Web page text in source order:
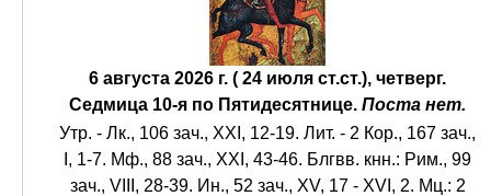
6 августа 2026 г. ( 24 июля ст.ст.), четверг.
Седмица 10-я по Пятидесятнице. Поста нет.
Утр. - Лк., 106 зач., XXI, 12-19. Лит. - 2 Кор., 167 зач.,
I, 1-7. Мф., 88 зач., XXI, 43-46. Блгвв. кнн.: Рим., 99
зач., VIII, 28-39. Ин., 52 зач., XV, 17 - XVI, 2. Мц.: 2